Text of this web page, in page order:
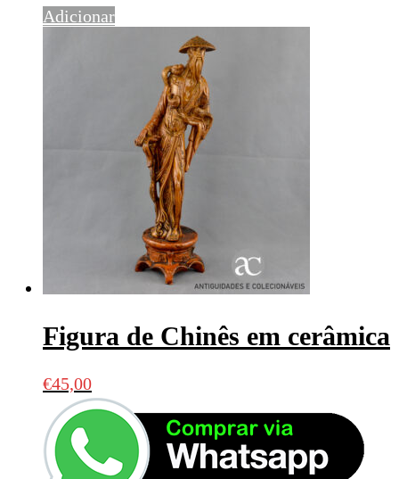
Adicionar
Figura de Chinês em cerâmica
€45,00